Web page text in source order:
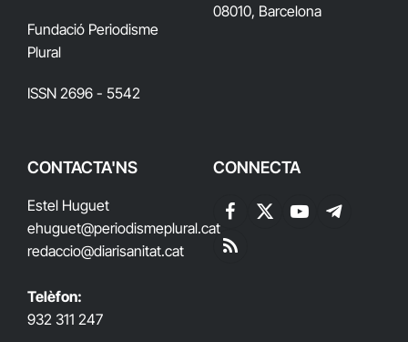
Fundació Periodisme
Plural
ISSN 2696 - 5542
08010, Barcelona
CONTACTA'NS
Estel Huguet
ehuguet@periodismeplural.cat
redaccio@diarisanitat.cat
Telèfon:
932 311 247
CONNECTA
Facebook
X
YouTubeTelegram
RSS